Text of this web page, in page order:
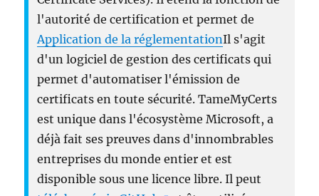
l'autorité de certification et permet de
Application de la réglementationIl s'agit
d'un logiciel de gestion des certificats qui
permet d'automatiser l'émission de
certificats en toute sécurité. TameMyCerts
est unique dans l'écosystème Microsoft, a
déjà fait ses preuves dans d'innombrables
entreprises du monde entier et est
disponible sous une licence libre. Il peut